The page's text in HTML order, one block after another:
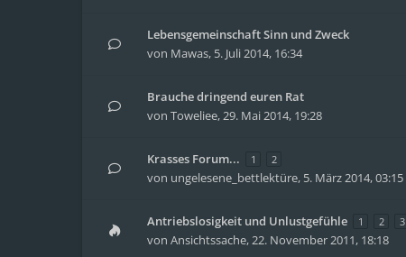
Lebensgemeinschaft Sinn und Zweck
von Mawas, 5. Juli 2014, 16:34
Brauche dringend euren Rat
von Toweliee,29. Mai 2014, 19:28
Krasses Forum... 1 2
von ungelesene_bettlektüre, 5. März 2014, 03:15
Antriebslosigkeit und Unlustgefühle 1 2 3
von Ansichtssache,22. November 2011, 18:18